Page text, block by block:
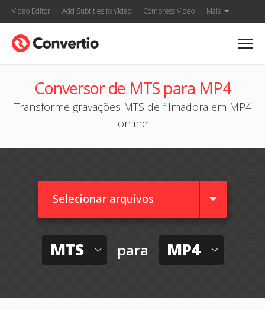
Video Editor Add Subtitles to Video Compress Video Mais
Conversor de MTS para MP4
Transforme gravações MTS de filmadora em MP4
online
Selecionar arquivos
MTS para MP4